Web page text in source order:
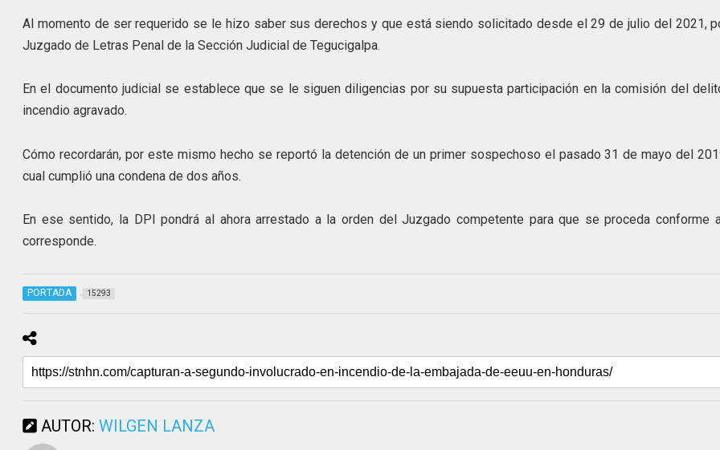
Al momento de ser requerido se le hizo saber sus derechos y que está siendo solicitado desde el 29 de julio del 2021,
Juzgado de Letras Penal de la Sección Judicial de Tegucigalpa.
En el documento judicial se establece que se le siguen diligencias por su supuesta participación en la comisión del
incendio agravado.
Cómo recordarán, por este mismo hecho se reportó la detención de un primer sospechoso el pasado 31 de mayo del
cual cumplió una condena de dos años.
En ese sentido, la DPI pondrá al ahora arrestado a la orden del Juzgado competente para que se proceda conforme
corresponde.
PORTADA 15293
AUTOR:WILGEN LANZA